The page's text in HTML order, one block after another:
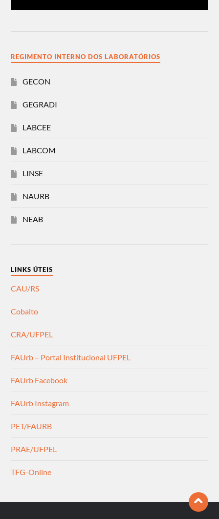
REGIMENTO INTERNO DOS LABORATÓRIOS
GECON
GEGRADI
LABCEE
LABCOM
LINSE
NAURB
NEAB
LINKS ÚTEIS
CAU/RS
Cobalto
CRA/UFPEL
FAUrb – Portal Institucional UFPEL
FAUrb Facebook
FAUrb Instagram
PET/FAURB
PRAE/UFPEL
TFG-Online